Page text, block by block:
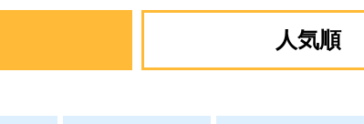
人気順